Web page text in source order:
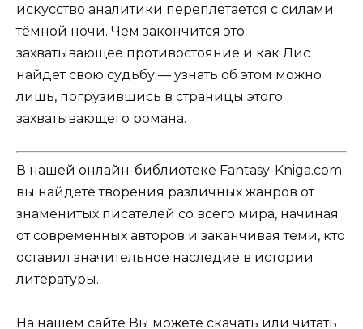
искусство аналитики переплетается с силами
тёмной ночи. Чем закончится это
захватывающее противостояние и как Лис
найдёт свою судьбу — узнать об этом можно
лишь, погрузившись в страницы этого
захватывающего романа.
В нашей онлайн-библиотеке Fantasy-Kniga.com
вы найдете творения различных жанров от
знаменитых писателей со всего мира, начиная
от современных авторов и заканчивая теми, кто
оставил значительное наследие в истории
литературы.
На нашем сайте Вы можете скачать или читать